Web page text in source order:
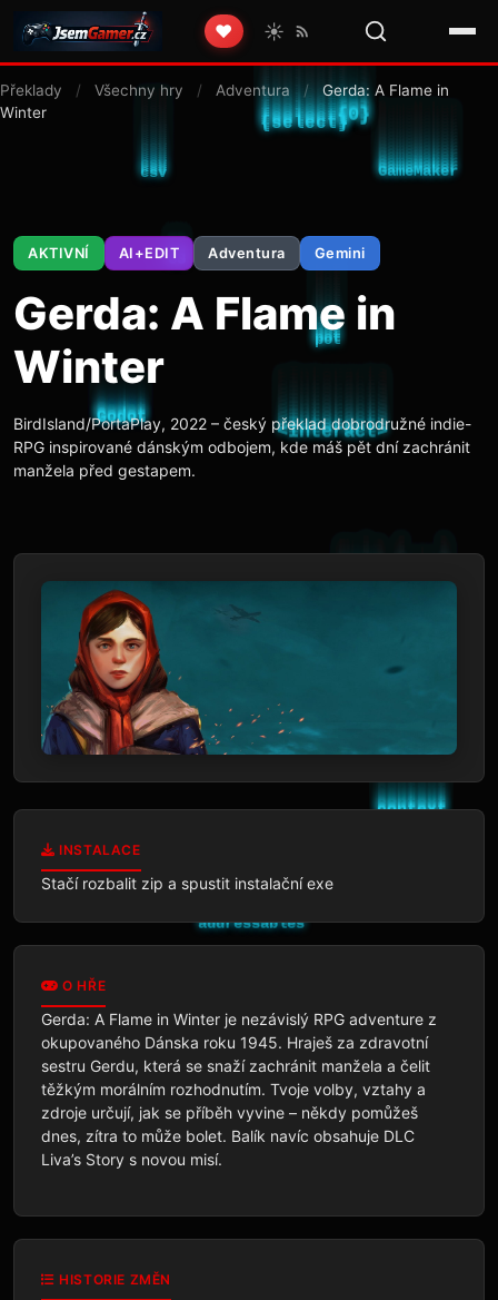
❤️ ☀️
Překlady / Všechny hry / Adventura /
Gerda: A Flame in
Winter
AKTIVNÍ AI+EDIT Adventura Gemini
Gerda: A Flame in
Winter
BirdIsland/PortaPlay, 2022 – český překlad dobrodružné indie-
RPG inspirované dánským odbojem, kde máš pět dní zachránit
manžela před gestapem.
INSTALACE
Stačí rozbalit zip a spustit instalační exe
O HŘE
Gerda: A Flame in Winter je nezávislý RPG adventure z
okupovaného Dánska roku 1945. Hraješ za zdravotní
sestru Gerdu, která se snaží zachránit manžela a čelit
těžkým morálním rozhodnutím. Tvoje volby, vztahy a
zdroje určují, jak se příběh vyvine – někdy pomůžeš
dnes, zítra to může bolet. Balík navíc obsahuje DLC
Liva’s Story s novou misí.
HISTORIE ZMĚN